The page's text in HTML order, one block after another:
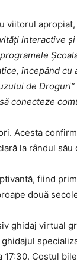
interactive
începând
de
conecteze
Acesta
la rândul său
fiind
două
ghidaj virtual
Costul